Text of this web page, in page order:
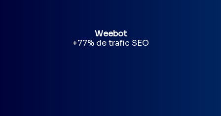
Weebot
+77% de trafic SEO